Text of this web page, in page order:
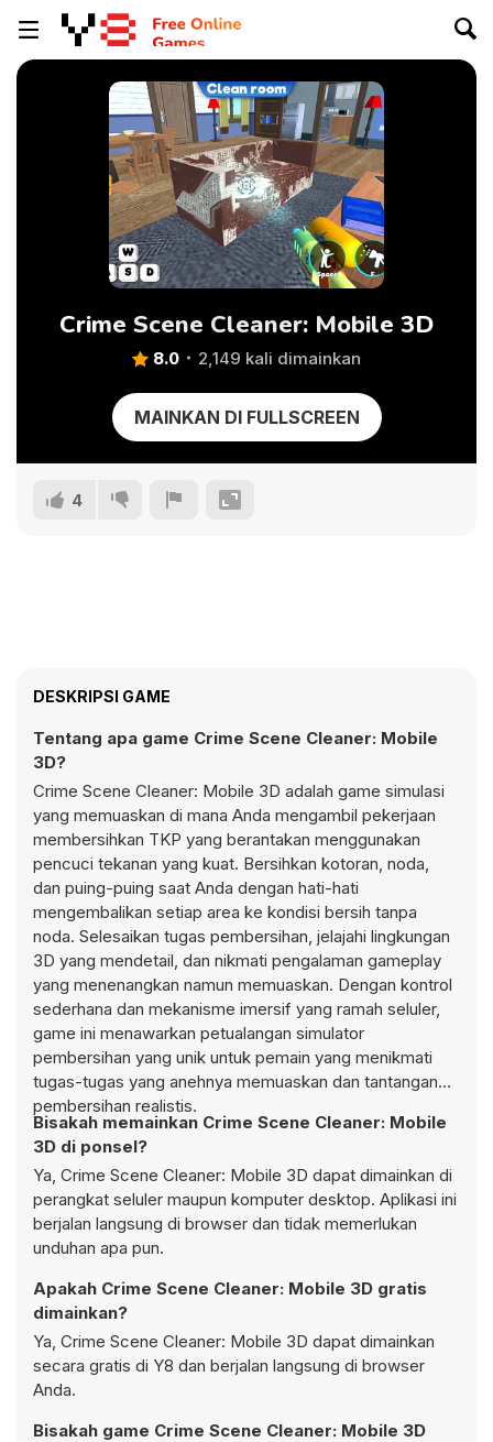
Crime Scene Cleaner: Mobile 3D
8.0 2,149 kali dimainkan
MAINKAN DI FULLSCREEN
4
DESKRIPSI GAME
Tentang apa game Crime Scene Cleaner: Mobile
3D?
Crime Scene Cleaner: Mobile 3D adalah game simulasi
yang memuaskan di mana Anda mengambil pekerjaan
membersihkan TKP yang berantakan menggunakan
pencuci tekanan yang kuat. Bersihkan kotoran, noda,
dan puing-puing saat Anda dengan hati-hati
mengembalikan setiap area ke kondisi bersih tanpa
noda. Selesaikan tugas pembersihan, jelajahi lingkungan
3D yang mendetail, dan nikmati pengalaman gameplay
yang menenangkan namun memuaskan. Dengan kontrol
sederhana dan mekanisme imersif yang ramah seluler,
game ini menawarkan petualangan simulator
pembersihan yang unik untuk pemain yang menikmati
tugas-tugas yang anehnya memuaskan dan tantangan
pembersihan realistis.
Bisakah memainkan Crime Scene Cleaner: Mobile
3D di ponsel?
Ya, Crime Scene Cleaner: Mobile 3D dapat dimainkan di
perangkat seluler maupun komputer desktop. Aplikasi ini
berjalan langsung di browser dan tidak memerlukan
unduhan apa pun.
Apakah Crime Scene Cleaner: Mobile 3D gratis
dimainkan?
Ya, Crime Scene Cleaner: Mobile 3D dapat dimainkan
secara gratis di Y8 dan berjalan langsung di browser
Anda.
Bisakah game Crime Scene Cleaner: Mobile 3D